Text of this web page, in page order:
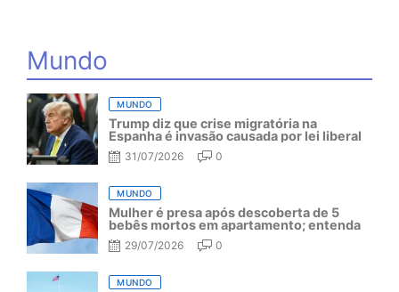
Mundo
MUNDO
Trump diz que crise migratória na
Espanha é invasão causada por lei liberal
31/07/2026 0
MUNDO
Mulher é presa após descoberta de 5
bebês mortos em apartamento; entenda
29/07/2026 0
MUNDO